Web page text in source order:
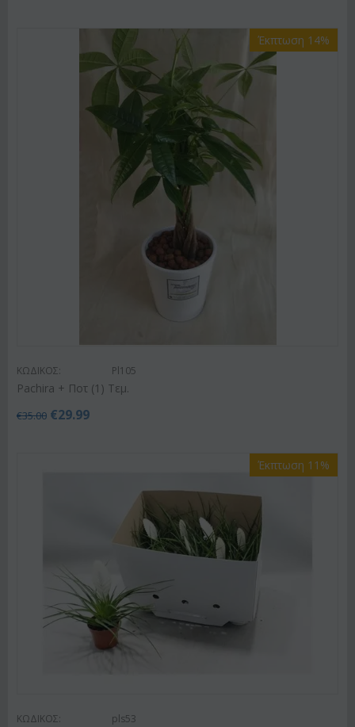
Έκπτωση 14%
ΚΩΔΙΚΟΣ: Pl105
Pachira + Ποτ (1) Τεμ.
€35.00 €29.99
Έκπτωση 11%
ΚΩΔΙΚΟΣ: pls53